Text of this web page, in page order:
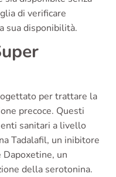
di verificare
sua disponibilità.
per trattare la
precoce. Questi
sanitari a livello
Tadalafil, un inibitore
un
della serotonina.